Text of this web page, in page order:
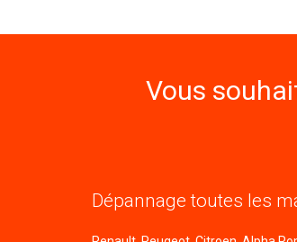
Vous
Dépannage toutes les